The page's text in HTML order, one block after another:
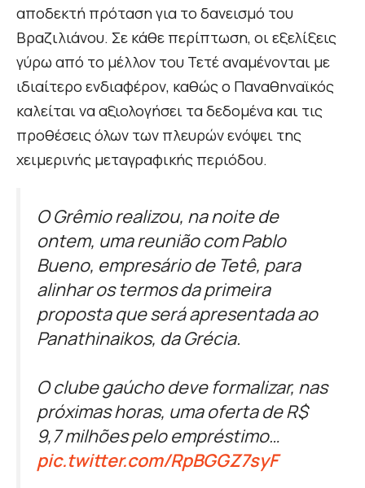
αποδεκτή πρόταση για το δανεισμό του
Βραζιλιάνου. Σε κάθε περίπτωση, οι εξελίξεις
γύρω από το μέλλον του Τετέ αναμένονται με
ιδιαίτερο ενδιαφέρον, καθώς ο Παναθηναϊκός
καλείται να αξιολογήσει τα δεδομένα και τις
προθέσεις όλων των πλευρών ενόψει της
χειμερινής μεταγραφικής περιόδου.
O Grêmio realizou, na noite de
ontem, uma reunião com Pablo
Bueno, empresário de Tetê, para
alinhar os termos da primeira
proposta que será apresentada ao
Panathinaikos, da Grécia.
O clube gaúcho deve formalizar, nas
próximas horas, uma oferta de R$
9,7 milhões pelo empréstimo…
pic.twitter.com/RpBGGZ7syF